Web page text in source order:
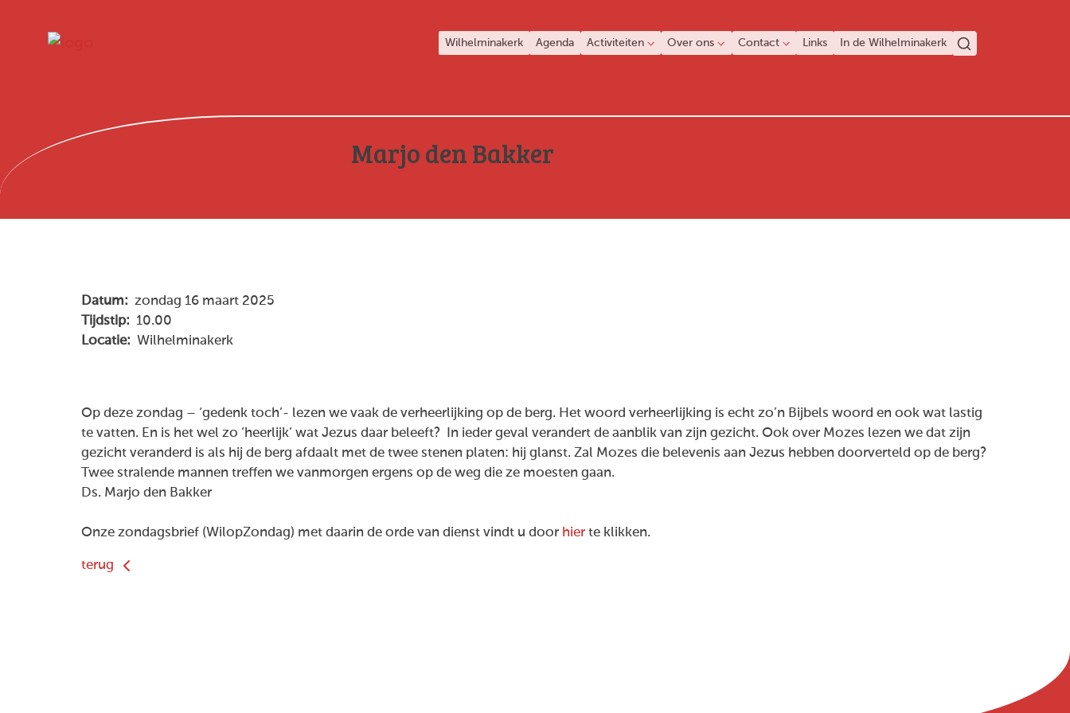
Wilhelminakerk Agenda Activiteiten Over ons Contact Links In de Wilhelminakerk
Marjo den Bakker
Datum: zondag 16 maart 2025
Tijdstip: 10.00
Locatie: Wilhelminakerk
Op deze zondag – ‘gedenk toch’- lezen we vaak de verheerlijking op de berg. Het woord verheerlijking is echt zo’n Bijbels woord en ook wat lastig
te vatten. En is het wel zo ‘heerlijk’ wat Jezus daar beleeft? In ieder geval verandert de aanblik van zijn gezicht. Ook over Mozes lezen we dat zijn
gezicht veranderd is als hij de berg afdaalt met de twee stenen platen: hij glanst. Zal Mozes die belevenis aan Jezus hebben doorverteld op de berg?
Twee stralende mannen treffen we vanmorgen ergens op de weg die ze moesten gaan.
Ds. Marjo den Bakker
Onze zondagsbrief (WilopZondag) met daarin de orde van dienst vindt u door hier te klikken.
terug